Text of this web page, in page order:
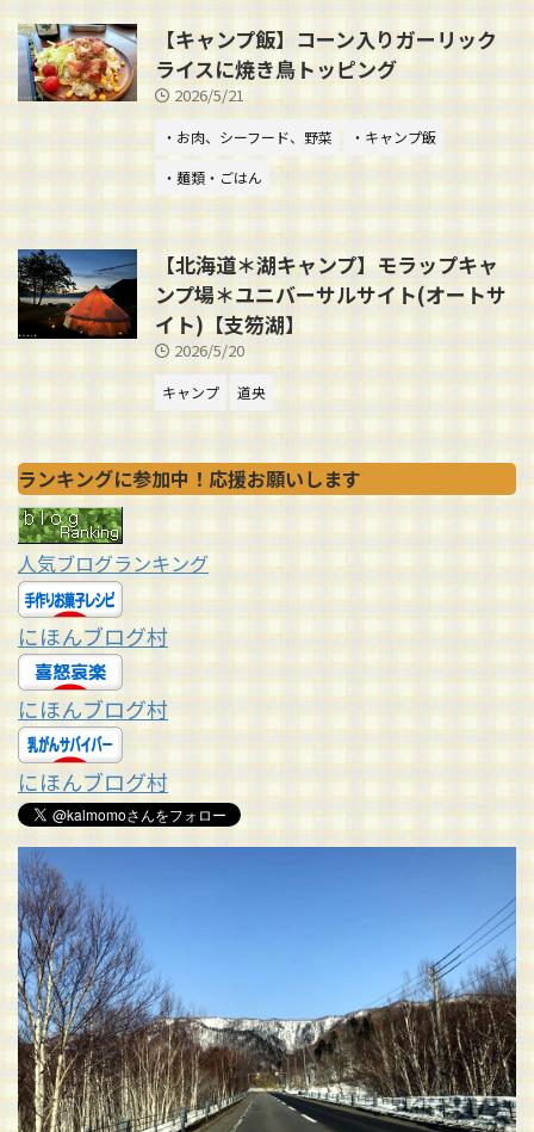
【キャンプ飯】コーン入りガーリック
ライスに焼き鳥トッピング
2026/5/21
・お肉、シーフード、野菜
・キャンプ飯
・麺類・ごはん
【北海道＊湖キャンプ】モラップキャ
ンプ場＊ユニバーサルサイト(オートサ
イト)【支笏湖】
2026/5/20
キャンプ 道央
ランキングに参加中！応援お願いします
人気ブログランキング
にほんブログ村
にほんブログ村
にほんブログ村